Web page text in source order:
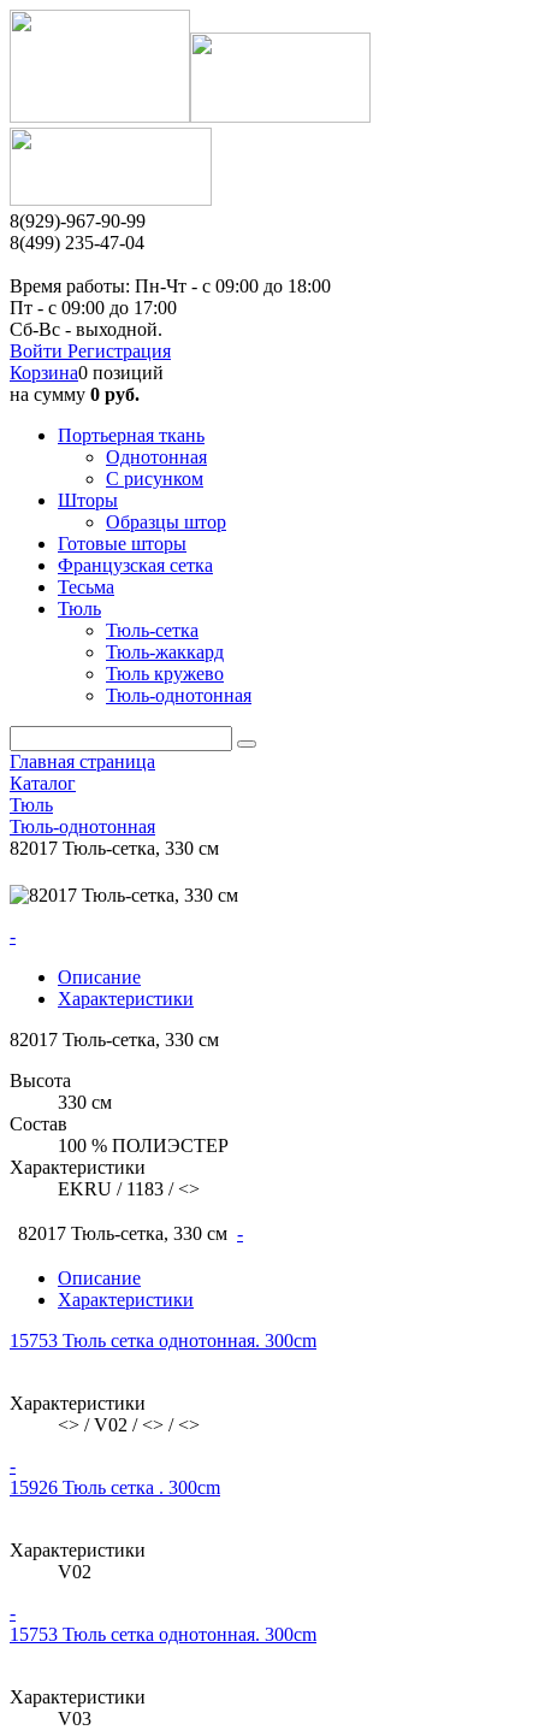
8(929)-967-90-99
8(499) 235-47-04
Время работы: Пн-Чт - c 09:00 до 18:00
Пт - с 09:00 до 17:00
Сб-Вс - выходной.
Войти Регистрация
Корзина0 позиций
на сумму 0 руб.
Портьерная ткань
Однотонная
С рисунком
Шторы
Образцы штор
Готовые шторы
Французская сетка
Тесьма
Тюль
Тюль-сетка
Тюль-жаккард
Тюль кружево
Тюль-однотонная
Главная страница
Каталог
Тюль
Тюль-однотонная
82017 Тюль-сетка, 330 см
-
Описание
Характеристики
82017 Тюль-сетка, 330 см
Высота
330 см
Состав
100 % ПОЛИЭСТЕР
Характеристики
EKRU / 1183 / <>
82017 Тюль-сетка, 330 см -
Описание
Характеристики
15753 Тюль сетка однотонная. 300сm
Характеристики
<> / V02 / <> / <>
-
15926 Тюль сетка . 300сm
Характеристики
V02
-
15753 Тюль сетка однотонная. 300сm
Характеристики
V03